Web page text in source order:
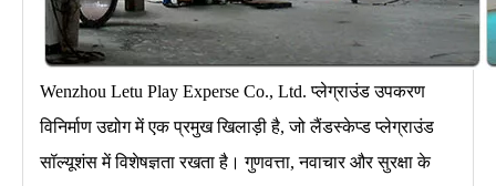
Wenzhou Letu Play Experse Co., Ltd. प्लेग्राउंड उपकरण
विनिर्माण उद्योग में एक प्रमुख खिलाड़ी है, जो लैंडस्केप्ड प्लेग्राउंड
सॉल्यूशंस में विशेषज्ञता रखता है। गुणवत्ता, नवाचार और सुरक्षा के